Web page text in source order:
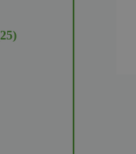
2525